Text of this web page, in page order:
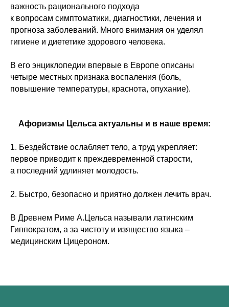
важность рационального подхода
к вопросам симптоматики, диагностики, лечения и
прогноза заболеваний. Много внимания он уделял
гигиене и диететике здорового человека.
В его энциклопедии впервые в Европе описаны
четыре местных признака воспаления (боль,
повышение температуры, краснота, опухание).
Афоризмы Цельса актуальны и в наше время:
1. Бездействие ослабляет тело, а труд укрепляет:
первое приводит к преждевременной старости,
а последний удлиняет молодость.
2. Быстро, безопасно и приятно должен лечить врач.
В Древнем Риме А.Цельса называли латинским
Гиппократом, а за чистоту и изящество языка –
медицинским Цицероном.